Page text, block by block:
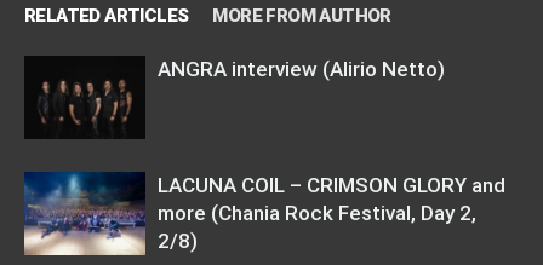
RELATED ARTICLES MORE FROM AUTHOR
ANGRA interview (Alirio Netto)
LACUNA COIL – CRIMSON GLORY and
more (Chania Rock Festival, Day 2,
2/8)